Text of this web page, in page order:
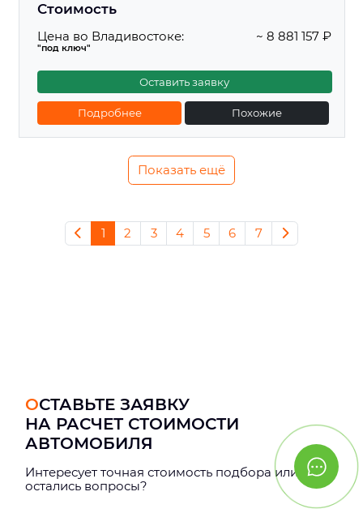
Стоимость
Цена во Владивостоке:
"под ключ"
~ 8 881 157 ₽
Оставить заявку
Подробнее Похожие
Показать ещё
1 2 3 4 5 6 7
ОСТАВЬТЕ ЗАЯВКУ
НА РАСЧЕТ СТОИМОСТИ
АВТОМОБИЛЯ
Интерeсует точная стоимость подбора или
остались вопросы?